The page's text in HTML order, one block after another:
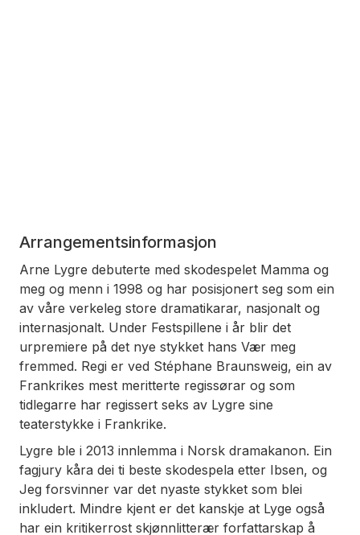
Arrangementsinformasjon
Arne Lygre debuterte med skodespelet Mamma og
meg og menn i 1998 og har posisjonert seg som ein
av våre verkeleg store dramatikarar, nasjonalt og
internasjonalt. Under Festspillene i år blir det
urpremiere på det nye stykket hans Vær meg
fremmed. Regi er ved Stéphane Braunsweig, ein av
Frankrikes mest meritterte regissørar og som
tidlegarre har regissert seks av Lygre sine
teaterstykke i Frankrike.
Lygre ble i 2013 innlemma i Norsk dramakanon. Ein
fagjury kåra dei ti beste skodespela etter Ibsen, og
Jeg forsvinner var det nyaste stykket som blei
inkludert. Mindre kjent er det kanskje at Lyge også
har ein kritikerrost skjønnlitterær forfattarskap å